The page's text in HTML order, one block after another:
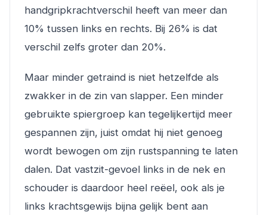
handgripkrachtverschil heeft van meer dan
10% tussen links en rechts. Bij 26% is dat
verschil zelfs groter dan 20%.
Maar minder getraind is niet hetzelfde als
zwakker in de zin van slapper. Een minder
gebruikte spiergroep kan tegelijkertijd meer
gespannen zijn, juist omdat hij niet genoeg
wordt bewogen om zijn rustspanning te laten
dalen. Dat vastzit-gevoel links in de nek en
schouder is daardoor heel reëel, ook als je
links krachtsgewijs bijna gelijk bent aan